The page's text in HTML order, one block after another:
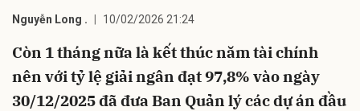
Nguyễn Long . 10/02/2026 21:24
Còn 1 tháng nữa là kết thúc năm tài chính
nên với tỷ lệ giải ngân đạt 97,8% vào ngày
30/12/2025 đã đưa Ban Quản lý các dự án đầu
Hủy Gửi